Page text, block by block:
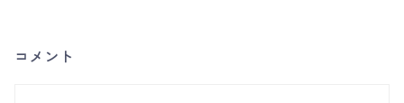
コメント